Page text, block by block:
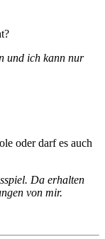
und ich kann nur
oder darf es auch
Da erhalten
von mir.